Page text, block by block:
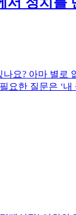
요? 아마 별로
요한 질문은 ‘